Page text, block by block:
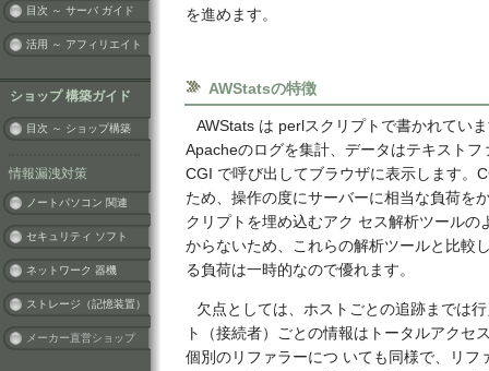
目次 ～ サーバ ガイド
活用 ～ アフィリエイト
ショップ 構築ガイド
目次 ～ ショップ構築
情報漏洩対策
ノートパソコン 関連
セキュリティ ソフト
ネットワーク 器機
ストレージ（記憶装置）
メーカー直営ショップ
を進めます。
AWStatsの特徴
AWStats は perlスクリプトで書かれてい
Apacheのログを集計、データはテキスト
CGI で呼び出してブラウザに表示します。
ため、操作の度にサーバーに相当な負荷を
クリプトを埋め込むアク セス解析ツールの
からないため、これらの解析ツールと比較
る負荷は一時的なので優れます。
欠点としては、ホストごとの追跡までは
ト（接続者）ごとの情報はトータルアクセ
個別のリファラーにつ いても同様で、リフ